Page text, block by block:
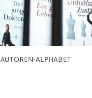
AUTOREN-ALPHABET